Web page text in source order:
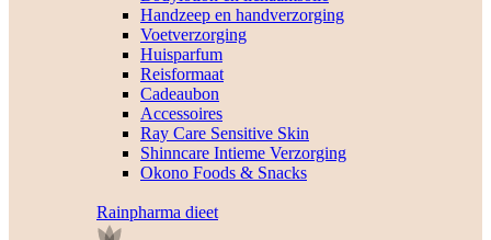
Handzeep en handverzorging
Voetverzorging
Huisparfum
Reisformaat
Cadeaubon
Accessoires
Ray Care Sensitive Skin
Shinncare Intieme Verzorging
Okono Foods & Snacks
Rainpharma dieet